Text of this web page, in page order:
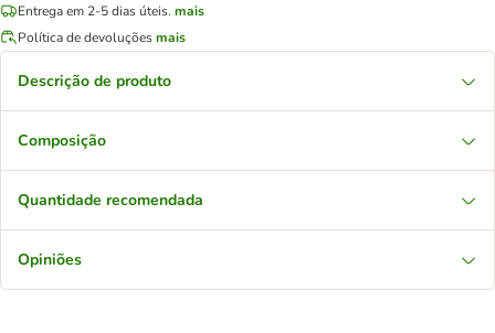
Entrega em 2-5 dias úteis. mais
Política de devoluçõesmais
Descrição de produto
Composição
Quantidade recomendada
Opiniões